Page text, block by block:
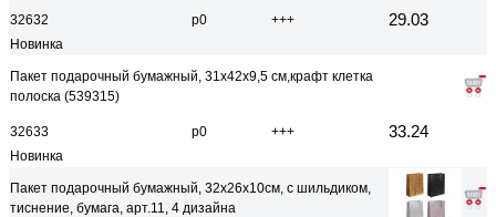
32632 р0 +++ 29.03
Новинка
Пакет подарочный бумажный, 31x42x9,5 см,крафт клетка
полоска (539315)
32633 р0 +++ 33.24
Новинка
Пакет подарочный бумажный, 32x26x10см, с шильдиком,
тиснение, бумага, арт.11, 4 дизайна